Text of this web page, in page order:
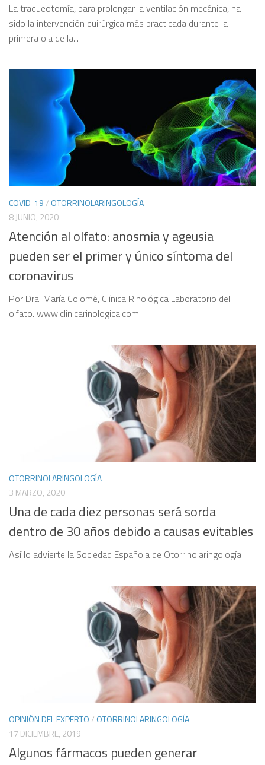
La traqueotomía, para prolongar la ventilación mecánica, ha
sido la intervención quirúrgica más practicada durante la
primera ola de la...
COVID-19/ OTORRINOLARINGOLOGÍA
8 JUNIO, 2020
Atención al olfato: anosmia y ageusia
pueden ser el primer y único síntoma del
coronavirus
Por Dra. María Colomé, Clínica Rinológica Laboratorio del
olfato. www.clinicarinologica.com.
OTORRINOLARINGOLOGÍA
3 MARZO, 2020
Una de cada diez personas será sorda
dentro de 30 años debido a causas evitables
Así lo advierte la Sociedad Española de Otorrinolaringología
OPINIÓN DEL EXPERTO/ OTORRINOLARINGOLOGÍA
17 DICIEMBRE, 2019
Algunos fármacos pueden generar